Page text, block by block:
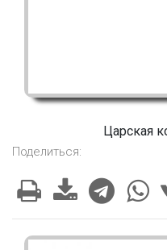
Царская
Поделиться: